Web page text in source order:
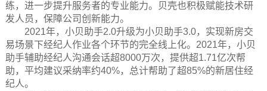
练，进一步提升服务者的专业能力。贝壳也积极赋能技术研
发人员，保障公司创新能力。
2021年，小贝助手2.0升级为小贝助手3.0，实现新房交
易场景下经纪人作业各个环节的完全线上化。2021年，小贝
助手辅助经纪人沟通会话超8000万次，提供超1.71亿次帮
助，平均建议采纳率约40%，总计帮助了超85%的新居住经
纪人。